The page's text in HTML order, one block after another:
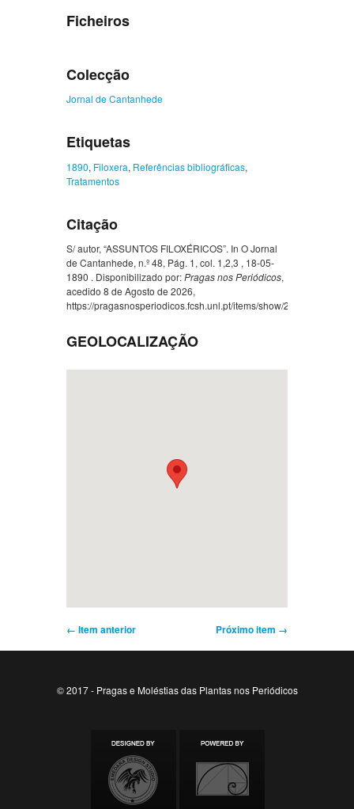
Ficheiros
Colecção
Jornal de Cantanhede
Etiquetas
1890, Filoxera, Referências bibliográficas,
Tratamentos
Citação
S/ autor, “ASSUNTOS FILOXÉRICOS”. In O Jornal
de Cantanhede, n.º 48, Pág. 1, col. 1,2,3 , 18-05-
1890 . Disponibilizado por:Pragas nos Periódicos,
acedido 8 de Agosto de 2026,
https://pragasnosperiodicos.fcsh.unl.pt/items/show/257
GEOLOCALIZAÇÃO
← Item anterior Próximo item →
© 2017 - Pragas e Moléstias das Plantas nos Periódicos